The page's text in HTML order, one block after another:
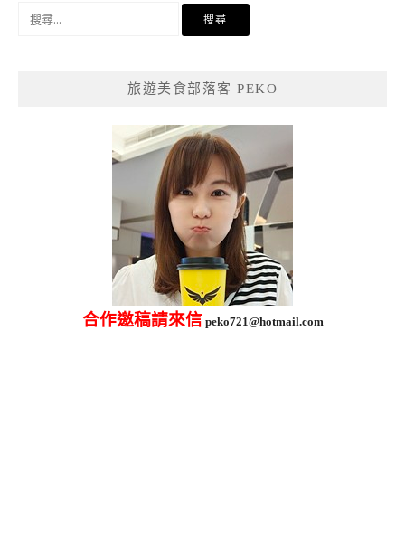
旅遊美食部落客 PEKO
合作邀稿請來信 peko721@hotmail.com